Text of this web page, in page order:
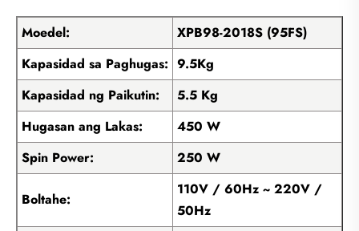
Moedel:
XPB98-2018S (95FS)
Kapasidad sa Paghugas: 9.5Kg
Kapasidad ng Paikutin:
5.5 Kg
Hugasan ang Lakas:
450 W
Spin Power:
250 W
Boltahe:
110V / 60Hz ~ 220V /
50Hz